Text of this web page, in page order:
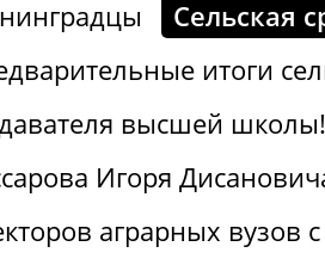
Сельская
итоги
высшей школы!
Игоря
аграрных